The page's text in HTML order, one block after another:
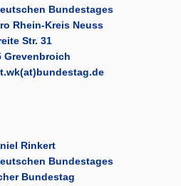
Bundestages
Rhein-Kreis Neuss
Str. 31
Grevenbroich
Rinkert
Bundestages
Bundestag